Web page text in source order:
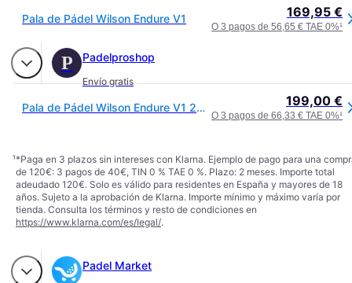
Pala de Pádel Wilson Endure V1 169,95 €
O 3 pagos de 56,65 € TAE 0%¹
P Padelproshop
Envío gratis
Pala de Pádel Wilson Endure V1 2026 199,00 €
O 3 pagos de 66,33 € TAE 0%¹
¹*Paga en 3 plazos sin intereses con Klarna. Ejemplo de pago para una
de 120€: 3 pagos de 40€, TIN 0 % TAE 0 %. Plazo: 2 meses. Importe total
adeudado 120€. Solo es válido para residentes en España y mayores de 18
años. Sujeto a la aprobación de Klarna. Importe mínimo y máximo varía por
tienda. Consulta los términos y resto de condiciones en
https://www.klarna.com/es/legal/.
Padel Market